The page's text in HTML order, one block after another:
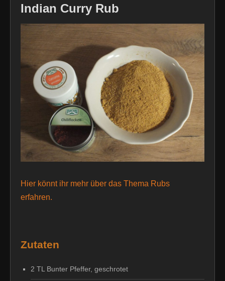
Indian Curry Rub
Hier könnt ihr mehr über das Thema Rubs
erfahren.
Zutaten
2 TL Bunter Pfeffer, geschrotet